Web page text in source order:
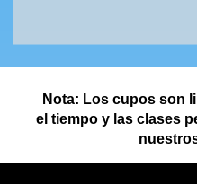
Nota: Los cupos son
el tiempo y las clases